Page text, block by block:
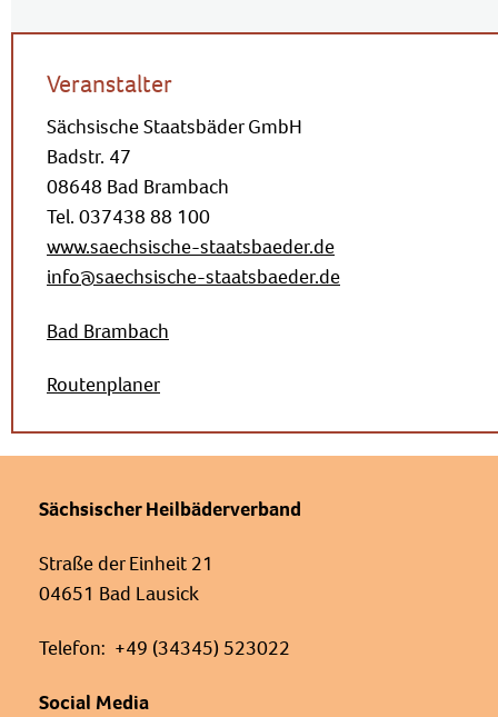
Veranstalter
Sächsische Staatsbäder GmbH
Badstr. 47
08648 Bad Brambach
Tel. 037438 88 100
www.saechsische-staatsbaeder.de
info@saechsische-staatsbaeder.de
Bad Brambach
Routenplaner
Sächsischer Heilbäderverband
Straße der Einheit 21
04651 Bad Lausick
Telefon: +49 (34345) 523022
Social Media